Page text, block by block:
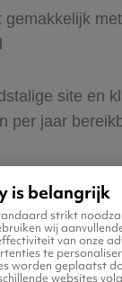
gemakkelijk
site en
per jaar
een hotel
is belangrijk
strikt
wij
van onze
te
worden geplaatst
websites